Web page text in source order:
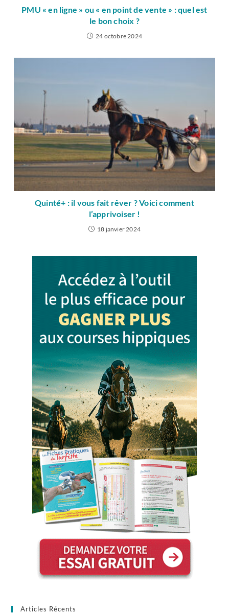
PMU « en ligne » ou « en point de vente » : quel est
le bon choix ?
24 octobre 2024
Quinté+ : il vous fait rêver ? Voici comment
l’apprivoiser !
18 janvier 2024
Articles Récents